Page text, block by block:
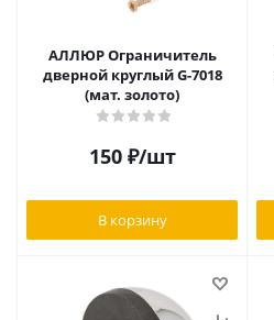
АЛЛЮР Ограничитель
дверной круглый G-7018
(мат. золото)
150₽/шт
В корзину